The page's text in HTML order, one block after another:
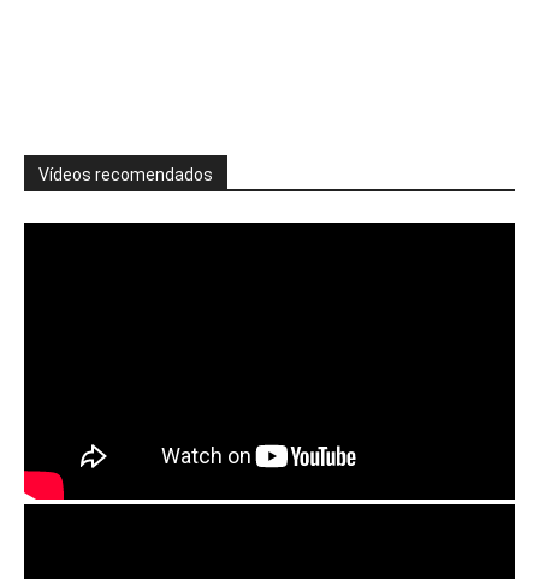
Vídeos recomendados